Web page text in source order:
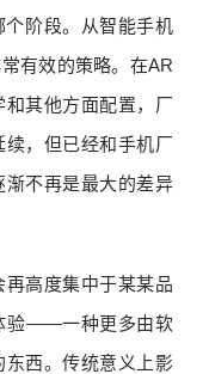
阶段。从智能手机
有效的策略。在AR
其他方面配置，厂
，但已经和手机厂
不再是最大的差异
高度集中于某某品
验——一种更多由软
西。传统意义上影